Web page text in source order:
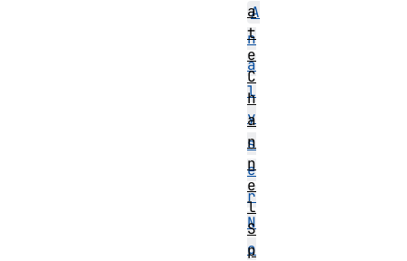
A
n
a
l
y
s
e
r
N
o
a
t
e
C
h
a
n
n
e
l
S
p